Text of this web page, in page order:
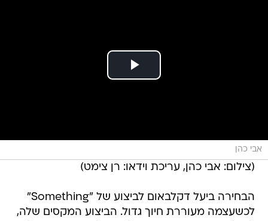
אבי כהן
(צילום: אבי כהן, עריכת וידאו: רן צימט)
הבחירה ביעל דקלבאום לביצוע של "Something"
לכשעצמה מעוררת חיוך גדול. הביצוע המקסים שלה,